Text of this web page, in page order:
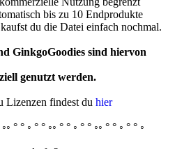
bis zu 10 Endprodukte
du die Datei einfach nochmal.
GinkgoGoodies sind hiervon
genutzt werden.
Lizenzen findest du hier
° ° ◦ ° ° ◦◦ ° ° ◦ ° ° ◦◦ ° ° ◦ ° ° ◦